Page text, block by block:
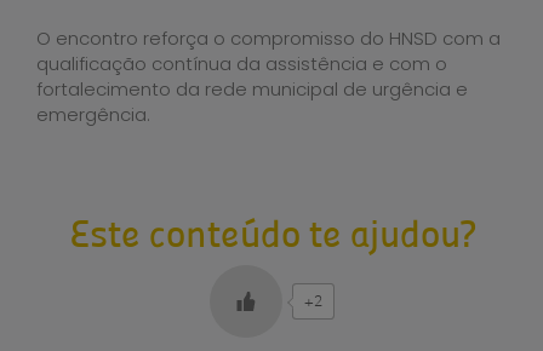
O encontro reforça o compromisso do HNSD com a
qualificação contínua da assistência e com o
fortalecimento da rede municipal de urgência e
emergência.
Este conteúdo te ajudou?
+2